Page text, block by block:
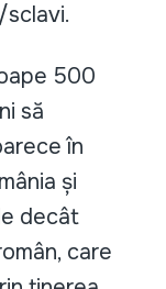
500
să
în
și
decât
care